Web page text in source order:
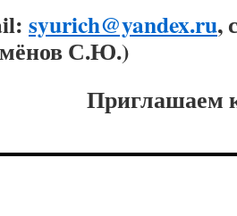
: syurich@yandex.ru,
С.Ю.)
к